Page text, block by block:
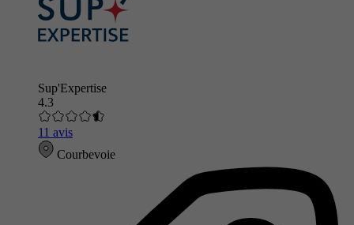
Sup'Expertise
4.3
11 avis
Courbevoie